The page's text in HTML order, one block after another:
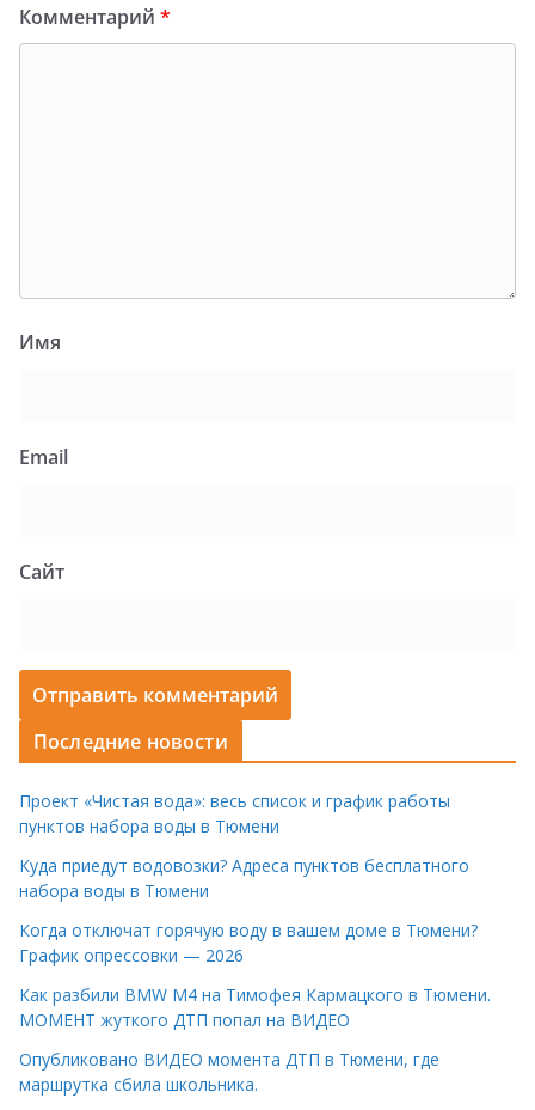
Комментарий *
Имя
Email
Сайт
Последние новости
Проект «Чистая вода»: весь список и график работы
пунктов набора воды в Тюмени
Куда приедут водовозки? Адреса пунктов бесплатного
набора воды в Тюмени
Когда отключат горячую воду в вашем доме в Тюмени?
График опрессовки — 2026
Как разбили BMW M4 на Тимофея Кармацкого в Тюмени.
МОМЕНТ жуткого ДТП попал на ВИДЕО
Опубликовано ВИДЕО момента ДТП в Тюмени, где
маршрутка сбила школьника.